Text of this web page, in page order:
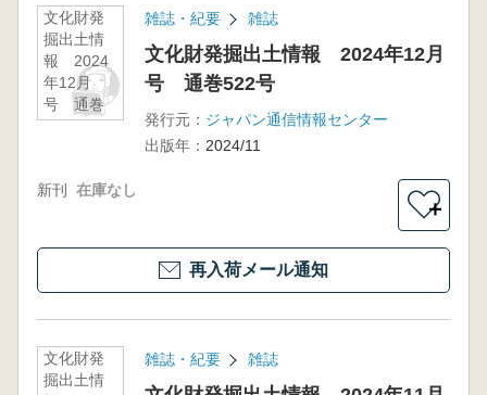
文化財発
掘出土情
報 2024
年12月
号 通巻
522号
雑誌・紀要 雑誌
文化財発掘出土情報 2024年12月
号 通巻522号
発行元： ジャパン通信情報センター
出版年： 2024/11
新刊 在庫なし
＋
再入荷メール通知
文化財発
掘出土情
雑誌・紀要 雑誌